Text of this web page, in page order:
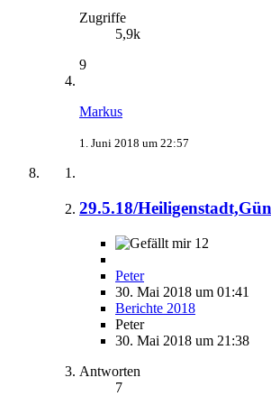
Zugriffe
5,9k
9
Markus
1. Juni 2018 um 22:57
29.5.18/
12
Peter
30. Mai 2018 um 01:41
Berichte 2018
Peter
30. Mai 2018 um 21:38
Antworten
7